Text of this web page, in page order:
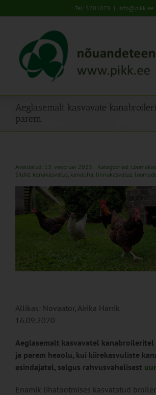
to
Tel: 5201078 | info@pikk.ee
Aeglasemalt kasvavate
parem
Avaldatud: 13. veebruar 2023 Kategooriad:
Sildid: kanakasvatus, kanaliha, linnukasvatus,
Allikas: Novaator, Airika Harrik
16.09.2020
Aeglasemalt kasvavatel
ja parem heaolu, kui kiirekasvuliste
esindajatel, selgus rahvusvahelisest
Enamik lihatootmises kasvatatud